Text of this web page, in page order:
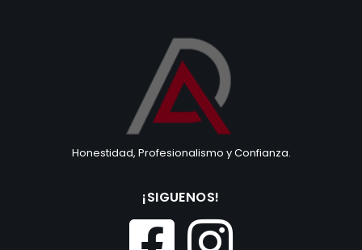
Honestidad, Profesionalismo y Confianza.
¡SIGUENOS!